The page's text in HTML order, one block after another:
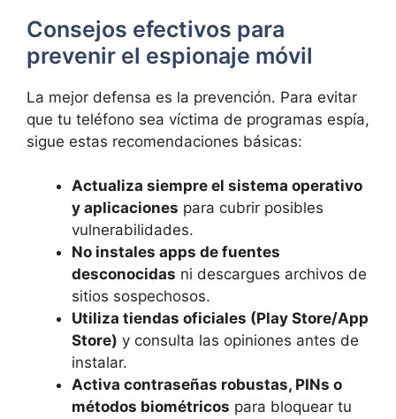
Consejos efectivos para
prevenir el espionaje móvil
La mejor defensa es la prevención. Para evitar
que tu teléfono sea víctima de programas espía,
sigue estas recomendaciones básicas:
Actualiza siempre el sistema operativo
y aplicaciones para cubrir posibles
vulnerabilidades.
No instales apps de fuentes
desconocidas ni descargues archivos de
sitios sospechosos.
Utiliza tiendas oficiales (Play Store/App
Store) y consulta las opiniones antes de
instalar.
Activa contraseñas robustas, PINs o
métodos biométricos para bloquear tu